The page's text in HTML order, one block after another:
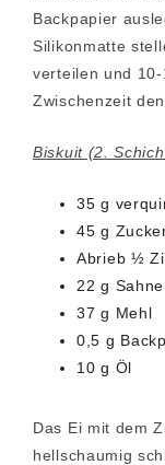
Backpapier
Silikonmatte
verteilen und
Zwischenzeit
Biskuit (2.
35 g
45 g
Abrieb ½
22 g Sahne
37 g Mehl
0,5 g
10 g Öl
Das Ei mit dem
hellschaumig